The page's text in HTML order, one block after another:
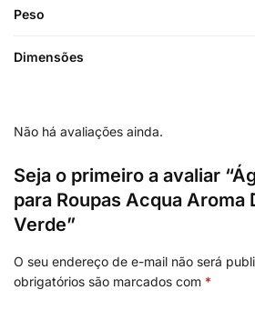
Peso
Dimensões
Não há avaliações ainda.
Seja o primeiro a avaliar
para Roupas Acqua Aroma
Verde”
O seu endereço de e-mail não será
obrigatórios são marcados com *